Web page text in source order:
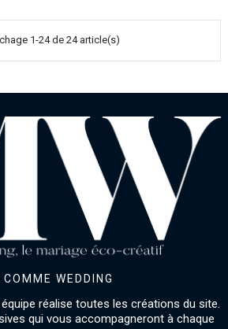
1-24 de 24 article(s)
COMME WEDDING
réalise toutes les créations du site.
qui vous accompagneront à chaque